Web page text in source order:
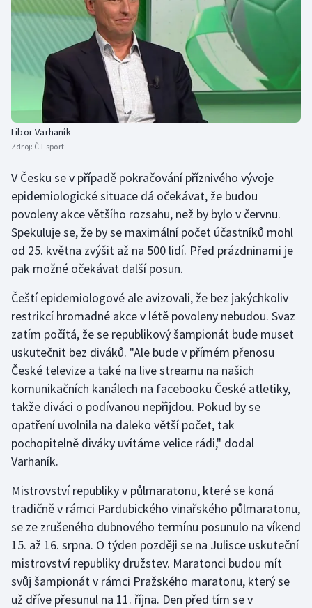
Stolní tenis
Veslování
Vodní slalom
Volejbal
Ostatní
Libor Varhaník
Zdroj: ČT sport
V Česku se v případě pokračování příznivého vývoje
epidemiologické situace dá očekávat, že budou
povoleny akce většího rozsahu, než by bylo v červnu.
Spekuluje se, že by se maximální počet účastníků mohl
od 25. května zvýšit až na 500 lidí. Před prázdninami je
pak možné očekávat další posun.
Čeští epidemiologové ale avizovali, že bez jakýchkoliv
restrikcí hromadné akce v létě povoleny nebudou. Svaz
zatím počítá, že se republikový šampionát bude muset
uskutečnit bez diváků. "Ale bude v přímém přenosu
České televize a také na live streamu na našich
komunikačních kanálech na facebooku České atletiky,
takže diváci o podívanou nepřijdou. Pokud by se
opatření uvolnila na daleko větší počet, tak
pochopitelně diváky uvítáme velice rádi," dodal
Varhaník.
Mistrovství republiky v půlmaratonu, které se koná
tradičně v rámci Pardubického vinařského půlmaratonu,
se ze zrušeného dubnového termínu posunulo na víkend
15. až 16. srpna. O týden později se na Julisce uskuteční
mistrovství republiky družstev. Maratonci budou mít
svůj šampionát v rámci Pražského maratonu, který se
už dříve přesunul na 11. října. Den před tím se v